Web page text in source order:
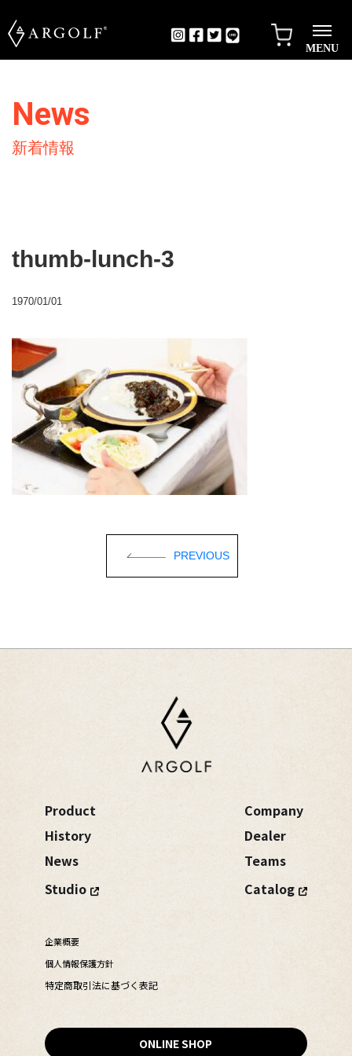
MENU
News
新着情報
thumb-lunch-3
1970/01/01
PREVIOUS
Product
History
News
Studio
Company
Dealer
Teams
Catalog
企業概要
個人情報保護方針
特定商取引法に基づく表記
ONLINE SHOP